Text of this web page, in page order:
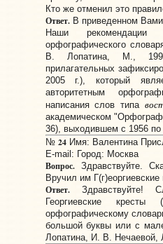
Кто же отменил это
Ответ.В приведенном Вами
Наши
орфографического
В. Лопатина, М.,
прилагательных
2005 г.), который
авторитетным
написания слов типа
академическом
36), выходившем с 1956 по
№ 24Имя: Валентина
E-mail: Город: Москва
Вопрос.Здравствуйте.
Вручил им
Ответ.Здравствуйте!
Георгиевские кресты
орфографическому
большой буквы или с
Лопатина, И. В.